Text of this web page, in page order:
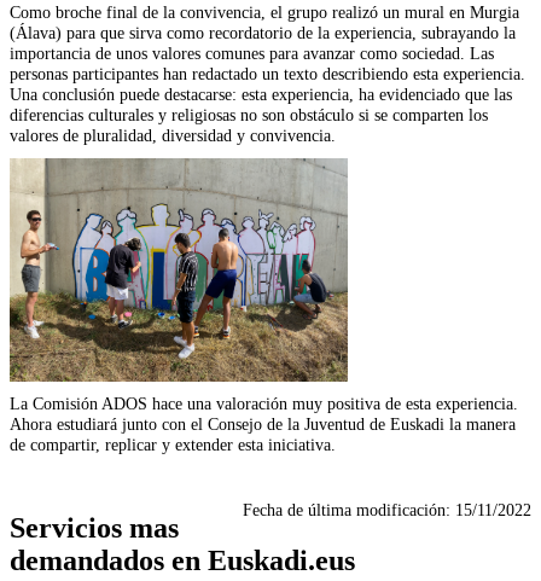
Como broche final de la convivencia, el grupo realizó un mural en Murgia
(Álava) para que sirva como recordatorio de la experiencia, subrayando la
importancia de unos valores comunes para avanzar como sociedad. Las
personas participantes han redactado un texto describiendo esta experiencia.
Una conclusión puede destacarse: esta experiencia, ha evidenciado que las
diferencias culturales y religiosas no son obstáculo si se comparten los
valores de pluralidad, diversidad y convivencia.
La Comisión ADOS hace una valoración muy positiva de esta experiencia.
Ahora estudiará junto con el Consejo de la Juventud de Euskadi la manera
de compartir, replicar y extender esta iniciativa.
Fecha de última modificación: 15/11/2022
Servicios mas
demandados en Euskadi.eus